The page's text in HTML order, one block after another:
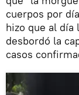
cuerpos por
hizo que al día
desbordó la
casos